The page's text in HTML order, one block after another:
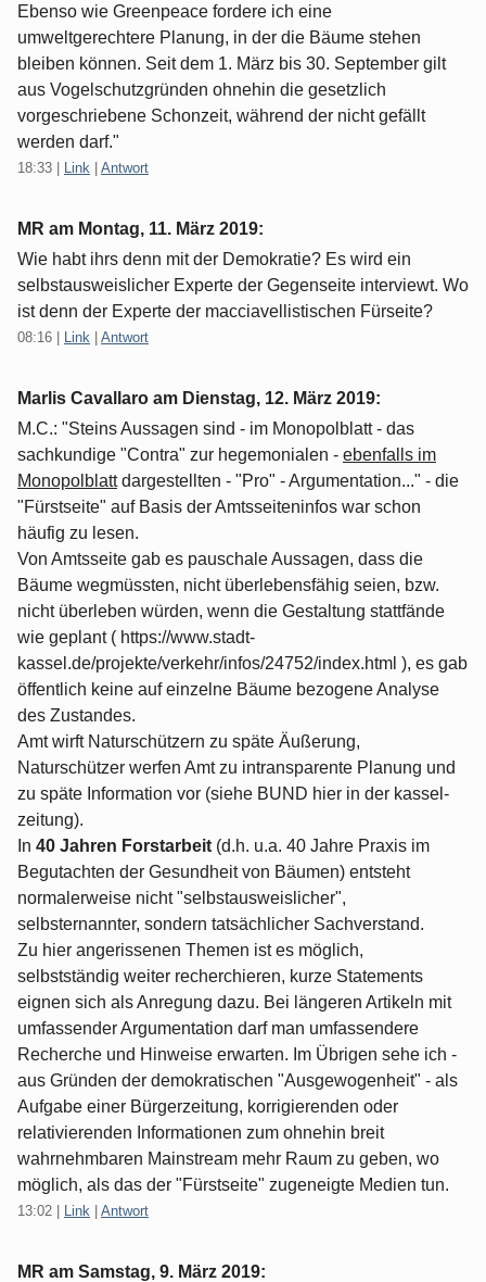
Ebenso wie Greenpeace fordere ich eine
umweltgerechtere Planung, in der die Bäume stehen
bleiben können. Seit dem 1. März bis 30. September gilt
aus Vogelschutzgründen ohnehin die gesetzlich
vorgeschriebene Schonzeit, während der nicht gefällt
werden darf."
18:33 Link Antwort
MR am Montag, 11. März 2019:
Wie habt ihrs denn mit der Demokratie? Es wird ein
selbstausweislicher Experte der Gegenseite interviewt. Wo
ist denn der Experte der macciavellistischen Fürseite?
08:16 Link Antwort
Marlis Cavallaro am Dienstag, 12. März 2019:
M.C.: "Steins Aussagen sind - im Monopolblatt - das
sachkundige "Contra" zur hegemonialen - ebenfalls im
Monopolblattdargestellten - "Pro" - Argumentation..." - die
"Fürstseite" auf Basis der Amtsseiteninfos war schon
häufig zu lesen.
Von Amtsseite gab es pauschale Aussagen, dass die
Bäume wegmüssten, nicht überlebensfähig seien, bzw.
nicht überleben würden, wenn die Gestaltung stattfände
wie geplant ( https://www.stadt-
kassel.de/projekte/verkehr/infos/24752/index.html ), es gab
öffentlich keine auf einzelne Bäume bezogene Analyse
des Zustandes.
Amt wirft Naturschützern zu späte Äußerung,
Naturschützer werfen Amt zu intransparente Planung und
zu späte Information vor (siehe BUND hier in der kassel-
zeitung).
In 40 Jahren Forstarbeit (d.h. u.a. 40 Jahre Praxis im
Begutachten der Gesundheit von Bäumen) entsteht
normalerweise nicht "selbstausweislicher",
selbsternannter, sondern tatsächlicher Sachverstand.
Zu hier angerissenen Themen ist es möglich,
selbstständig weiter recherchieren, kurze Statements
eignen sich als Anregung dazu. Bei längeren Artikeln mit
umfassender Argumentation darf man umfassendere
Recherche und Hinweise erwarten. Im Übrigen sehe ich -
aus Gründen der demokratischen "Ausgewogenheit" - als
Aufgabe einer Bürgerzeitung, korrigierenden oder
relativierenden Informationen zum ohnehin breit
wahrnehmbaren Mainstream mehr Raum zu geben, wo
möglich, als das der "Fürstseite" zugeneigte Medien tun.
13:02 Link Antwort
MR am Samstag, 9. März 2019: